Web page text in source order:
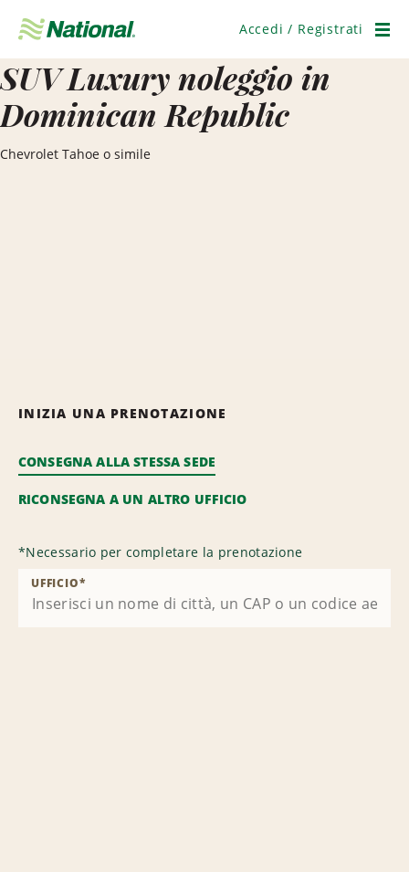
navigazione
Accedi / Registrati
SUV Luxury noleggio in
Dominican Republic
Chevrolet Tahoe o simile
INIZIA UNA PRENOTAZIONE
CONSEGNA ALLA STESSA SEDE
RICONSEGNA A UN ALTRO UFFICIO
*Necessario per completare la prenotazione
UFFICIO*